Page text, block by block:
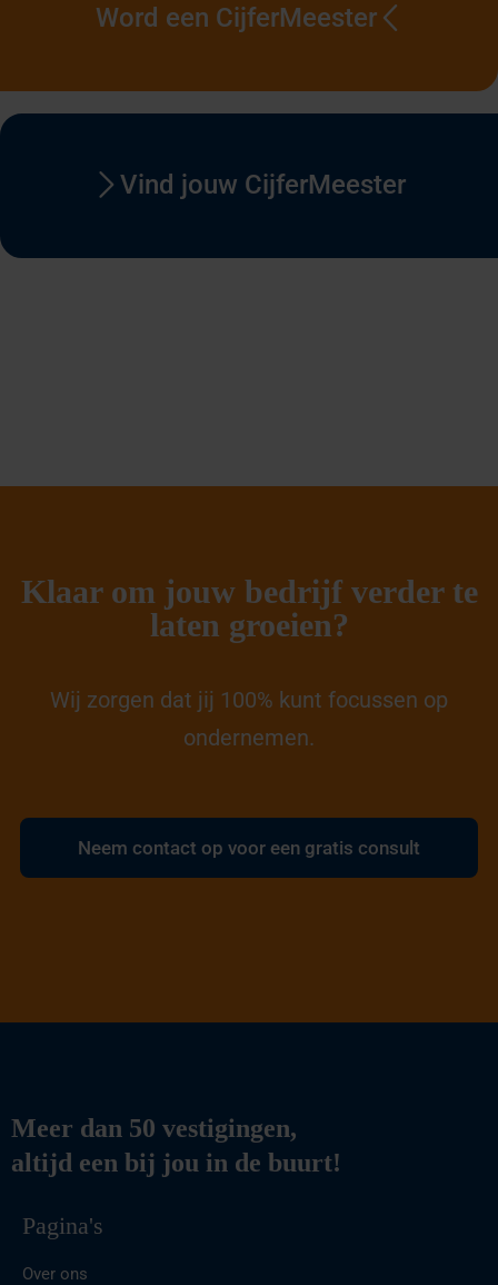
Word een CijferMeester
Vind jouw CijferMeester
Klaar om jouw bedrijf verder te
laten groeien?
Wij zorgen dat jij 100% kunt focussen op
ondernemen.
Neem contact op voor een gratis consult
Meer dan 50 vestigingen,
altijd een bij jou in de buurt!
Pagina's
Over ons